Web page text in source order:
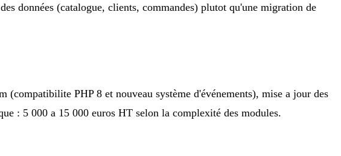
données (catalogue, clients, commandes) plutot qu'une migration de
PHP 8 et nouveau système d'événements), mise a jour des
: 5 000 a 15 000 euros HT selon la complexité des modules.